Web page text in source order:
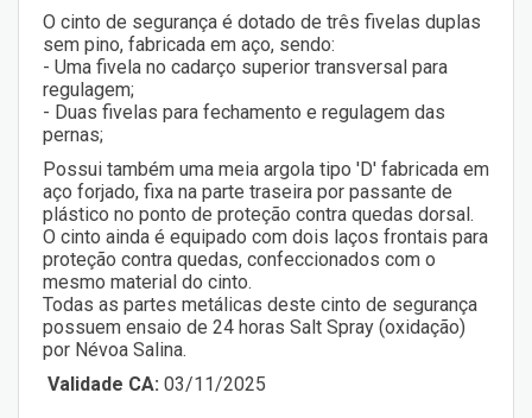
O cinto de segurança é dotado de três fivelas duplas
sem pino, fabricada em aço, sendo:
- Uma fivela no cadarço superior transversal para
regulagem;
- Duas fivelas para fechamento e regulagem das
pernas;
Possui também uma meia argola tipo 'D' fabricada em
aço forjado, fixa na parte traseira por passante de
plástico no ponto de proteção contra quedas dorsal.
O cinto ainda é equipado com dois laços frontais para
proteção contra quedas, confeccionados com o
mesmo material do cinto.
Todas as partes metálicas deste cinto de segurança
possuem ensaio de 24 horas Salt Spray (oxidação)
por Névoa Salina.
Validade CA: 03/11/2025